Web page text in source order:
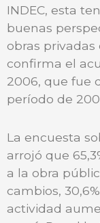
INDEC, esta
buenas
obras privadas
confirma el
2006, que fue
período de
La encuesta
arrojó que
a la obra
cambios,
actividad